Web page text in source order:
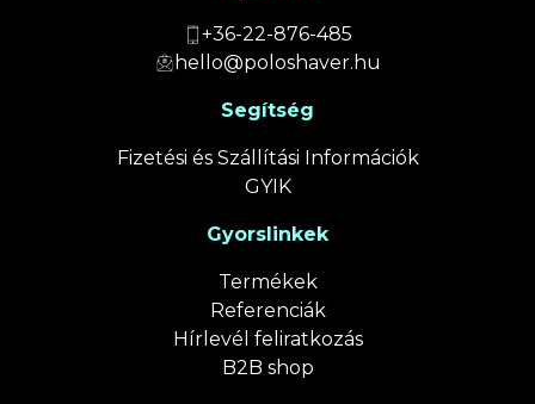
+36-22-876-485
hello@poloshaver.hu
Segítség
Fizetési és Szállítási Információk
GYIK
Gyorslinkek
Termékek
Referenciák
Hírlevél feliratkozás
B2B shop